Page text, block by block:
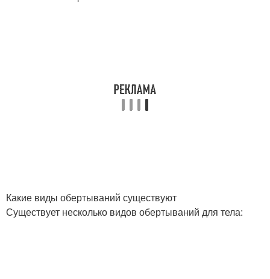
Какие виды обертываний существуют
Существует несколько видов обертываний для тела: